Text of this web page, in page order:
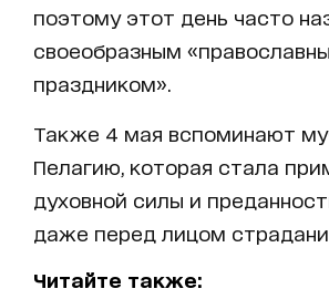
поэтому этот день часто
своеобразным
праздником».
Также 4 мая вспоминают
Пелагию, которая стала
духовной силы и
даже перед лицом
Читайте также: